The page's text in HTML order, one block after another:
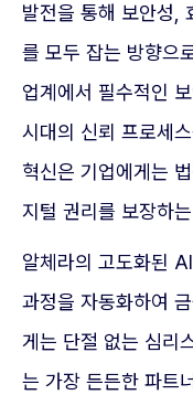
발전을 통해 보안성,
를 모두 잡는 방향으
업계에서 필수적인
시대의 신뢰 프로세
혁신은 기업에게는
지털 권리를 보장하
알체라의 고도화된
과정을 자동화하여
게는 단절 없는 심리
는 가장 든든한 파트